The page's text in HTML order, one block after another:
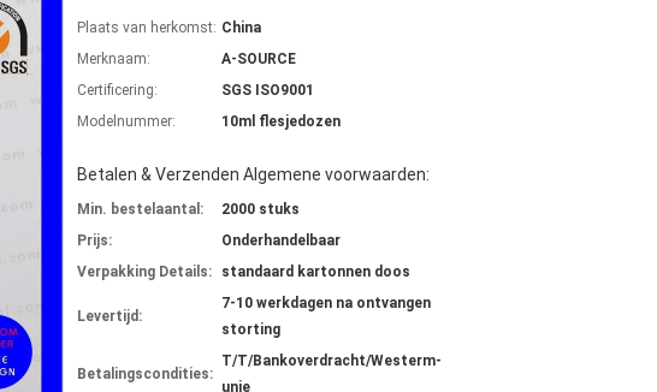
Plaats van herkomst: China
Merknaam:
A-SOURCE
Certificering:
SGS ISO9001
Modelnummer:
10ml flesjedozen
Betalen & Verzenden Algemene voorwaarden:
Min. bestelaantal:
2000 stuks
Prijs:
Onderhandelbaar
Verpakking Details:
standaard kartonnen doos
Levertijd:
7-10 werkdagen na ontvangen
storting
Betalingscondities:
T/T/Bankoverdracht/Westerm-
unie